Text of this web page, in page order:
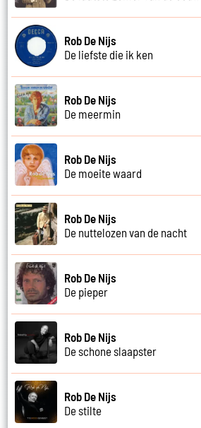
Rob De Nijs
De liefste die ik ken
Rob De Nijs
De meermin
Rob De Nijs
De moeite waard
Rob De Nijs
De nuttelozen van de nacht
Rob De Nijs
De pieper
Rob De Nijs
De schone slaapster
Rob De Nijs
De stilte